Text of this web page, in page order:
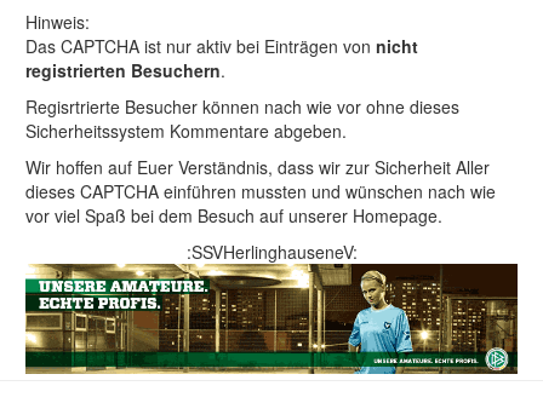
Hinweis:
Das CAPTCHA ist nur aktiv bei Einträgen von nicht
registrierten Besuchern.
Regisrtrierte Besucher können nach wie vor ohne dieses
Sicherheitssystem Kommentare abgeben.
Wir hoffen auf Euer Verständnis, dass wir zur Sicherheit Aller
dieses CAPTCHA einführen mussten und wünschen nach wie
vor viel Spaß bei dem Besuch auf unserer Homepage.
:SSVHerlinghauseneV: